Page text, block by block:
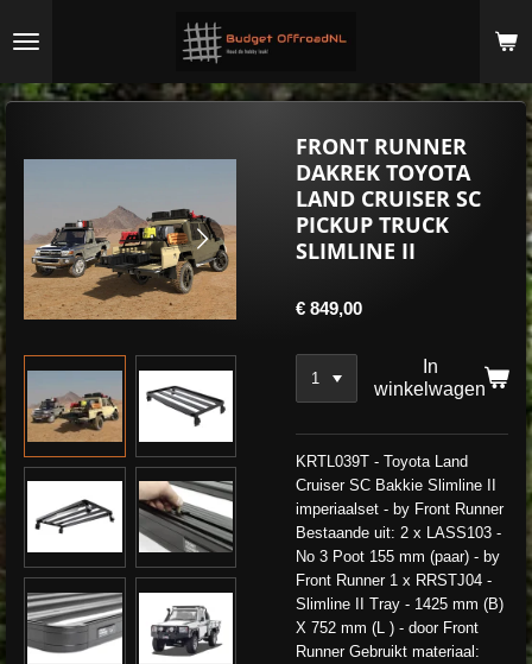
direct
de
FRONT RUNNER
DAKREK TOYOTA
LAND CRUISER SC
PICKUP TRUCK
SLIMLINE II
€ 849,00
In
winkelwagen
KRTL039T - Toyota Land
Cruiser SC Bakkie Slimline II
imperiaalset - by Front Runner
Bestaande uit: 2 x LASS103 -
No 3 Poot 155 mm (paar) - by
Front Runner 1 x RRSTJ04 -
Slimline II Tray - 1425 mm (B)
X 752 mm (L ) - door Front
Runner Gebruikt materiaal: